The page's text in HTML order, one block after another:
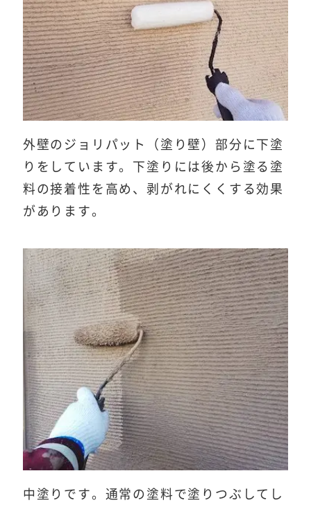
外壁のジョリパット（塗り壁）部分に下塗
りをしています。下塗りには後から塗る塗
料の接着性を高め、剥がれにくくする効果
があります。
中塗りです。通常の塗料で塗りつぶしてし